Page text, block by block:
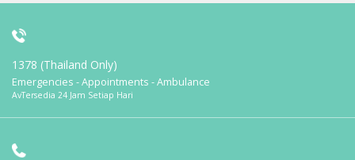
1378 (Thailand Only)
Emergencies - Appointments - Ambulance
AvTersedia 24 Jam Setiap Hari